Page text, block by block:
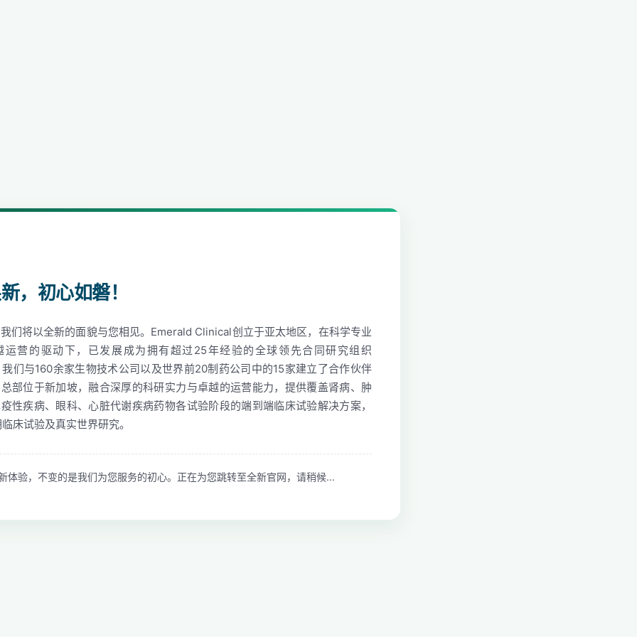
，初心如磐！
们将以全新的面貌与您相见。Emerald Clinical创立于亚太地区，在科学专业
运营的驱动下，已发展成为拥有超过25年经验的全球领先合同研究组织
我们与160余家生物技术公司以及世界前20制药公司中的15家建立了合作伙伴
部位于新加坡，融合深厚的科研实力与卓越的运营能力，提供覆盖肾病、肿
性疾病、眼科、心脏代谢疾病药物各试验阶段的端到端临床试验解决方案，
床试验及真实世界研究。
体验，不变的是我们为您服务的初心。正在为您跳转至全新官网，请稍候...